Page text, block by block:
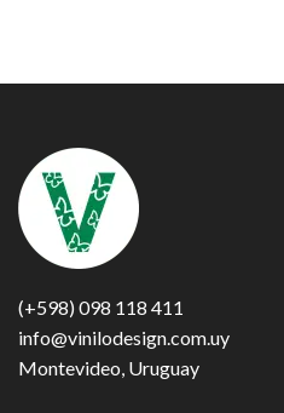
(+598) 098 118 411
info@vinilodesign.com.uy
Montevideo, Uruguay